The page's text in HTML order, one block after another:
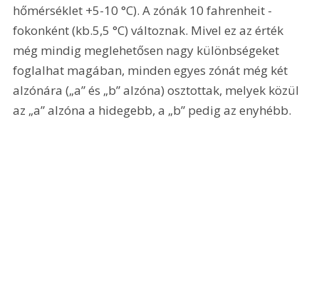
hőmérséklet +5-10 °C). A zónák 10 fahrenheit -
fokonként (kb.5,5 °C) változnak. Mivel ez az érték
még mindig meglehetősen nagy különbségeket
foglalhat magában, minden egyes zónát még két
alzónára („a” és „b” alzóna) osztottak, melyek közül
az „a” alzóna a hidegebb, a „b” pedig az enyhébb.